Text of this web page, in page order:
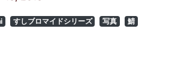
すしブロマイドシリーズ 写真 鯖